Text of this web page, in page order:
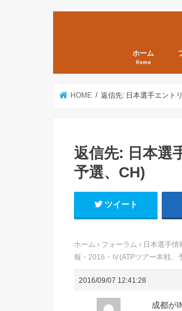
ホーム
Home
HOME 返信先: 日本選手エント
返信先: 日本選
予選、CH)
ツイート
ホーム › フォーラム › 日本選手情
報・2016・Ⅳ(ATPツアー本戦、
2016/09/07 12:41:28
成都が